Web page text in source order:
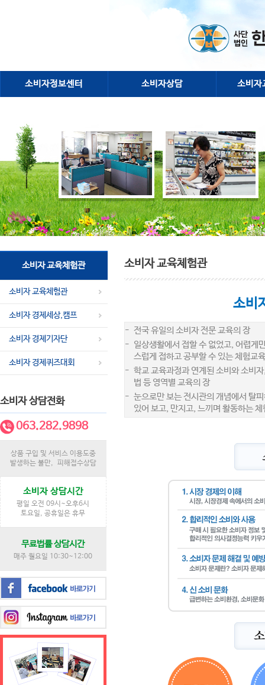
소비자정보센터 소비자상담 소비자
소비자 교육체험관
소비자 교육체험관
소비자 경제세상,캠프
소비자 경제기자단
소비자 경제퀴즈대회
소비자 상담전화
063.282.9898
상품 구입 및 서비스 이용도중
발생하는 불만, 피해접수상담
소비자 상담시간
평일 오전 09시~오후6시
토요일, 공휴일은 휴무
무료법률 상담시간
매주 월요일 10:30~12:00
소비자 교육체험관
소비
- 전국 유일의 소비자 전문 교육의 장
- 일상생활에서 접할 수 없었고, 어렵게
스럽게 접하고 공부할 수 있는 체험교
- 학교 교육과정과 연계된 소비와 소비
법 등 영역별 교육의 장
- 눈으로만 보는 전시관의 개념에서 탈
있어 보고, 만지고, 느끼며 활동하는 체